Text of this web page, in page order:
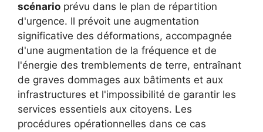
scénario prévu dans le plan de répartition
d'urgence. Il prévoit une augmentation
significative des déformations, accompagnée
d'une augmentation de la fréquence et de
l'énergie des tremblements de terre, entraînant
de graves dommages aux bâtiments et aux
infrastructures et l'impossibilité de garantir les
services essentiels aux citoyens. Les
procédures opérationnelles dans ce cas